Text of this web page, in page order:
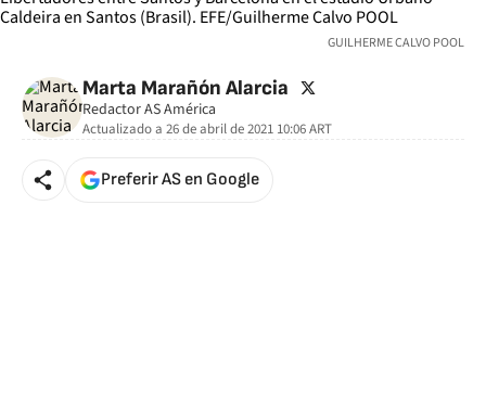
GUILHERME CALVO POOL
Marta Marañón Alarcia twitter
Redactor AS América
Actualizado a 26 de abril de 2021 10:06ART
Preferir AS en Google